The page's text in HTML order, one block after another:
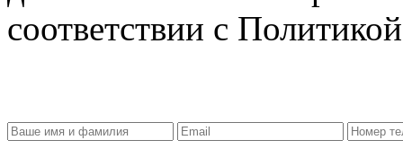
соответствии с